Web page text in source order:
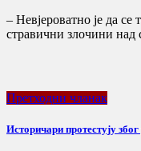
– Невјероватно је да
стравични злочини над
Претходни чланак
Историчари протестују